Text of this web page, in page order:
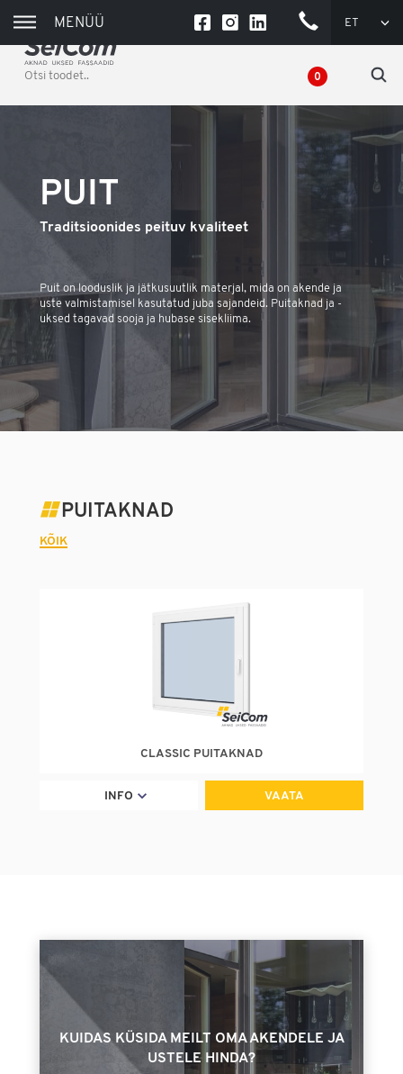
MENÜÜ
0836
(TÖÖPÄEVADEL
ET
0
PUIT
Traditsioonides peituv kvaliteet
Puit on looduslik ja jätkusuutlik materjal, mida on akende ja
uste valmistamisel kasutatud juba sajandeid. Puitaknad ja -
uksed tagavad sooja ja hubase sisekliima.
PUITAKNAD
KÕIK
CLASSIC PUITAKNAD
INFO VAATA
KUIDAS KÜSIDA MEILT OMA AKENDELE JA
USTELE HINDA?